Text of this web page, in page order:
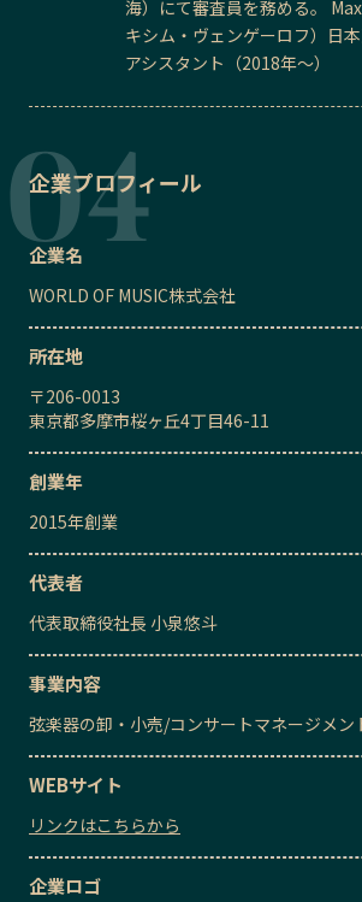
海）にて審査員を務める。
キシム・ヴェンゲーロフ）日
アシスタント（2018年〜）
企業プロフィール
企業名
WORLD OF MUSIC株式会社
所在地
〒206-0013
東京都多摩市桜ヶ丘4丁目46-11
創業年
2015年創業
代表者
代表取締役社長 小泉悠斗
事業内容
弦楽器の卸・小売/コンサートマネージメン
WEBサイト
リンクはこちらから
企業ロゴ